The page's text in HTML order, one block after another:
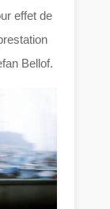
effet de
Bellof.